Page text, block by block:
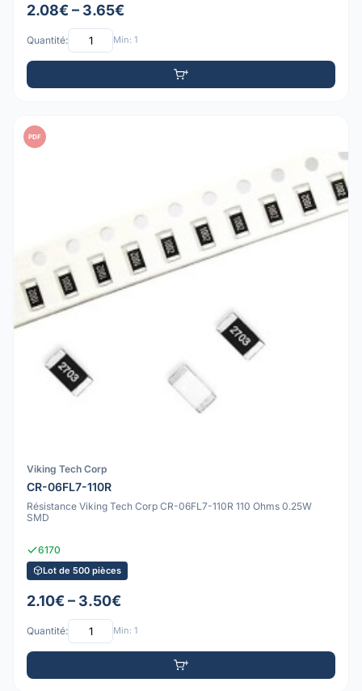
2.08€ – 3.65€
Quantité: Min: 1
PDF
Viking Tech Corp
CR-06FL7-110R
Résistance Viking Tech Corp CR-06FL7-110R 110 Ohms 0.25W
SMD
6170
Lot de 500 pièces
2.10€ – 3.50€
Quantité: Min: 1